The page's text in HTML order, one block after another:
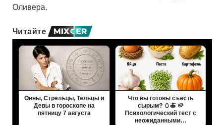
Оливера.
Читайте
Овны, Стрельцы, Тельцы и
Девы в гороскопе на
пятницу 7 августа
Что вы готовы съесть
сырым? 🥚🍝 🥔
Психологический тест с
неожиданными…